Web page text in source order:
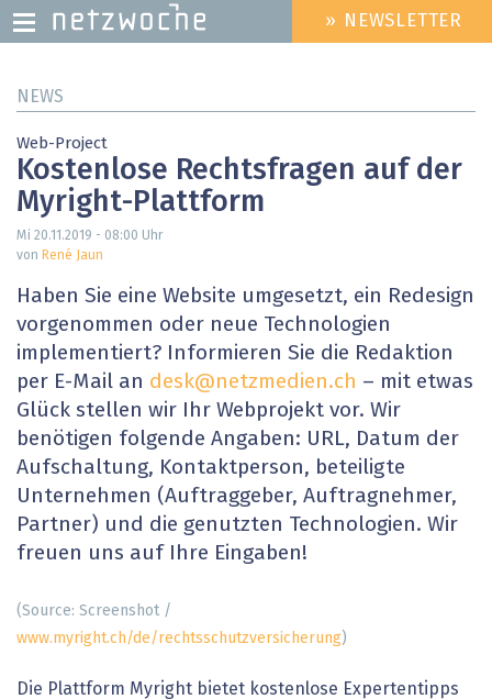
zum
HEADER
MENU
» NEWSLETTER
NEWS
Web-Project
Kostenlose Rechtsfragen auf der
Myright-Plattform
Mi 20.11.2019 - 08:00 Uhr
von René Jaun
Haben Sie eine Website umgesetzt, ein Redesign
vorgenommen oder neue Technologien
implementiert? Informieren Sie die Redaktion
per E-Mail an desk@netzmedien.ch – mit etwas
Glück stellen wir Ihr Webprojekt vor. Wir
benötigen folgende Angaben: URL, Datum der
Aufschaltung, Kontaktperson, beteiligte
Unternehmen (Auftraggeber, Auftragnehmer,
Partner) und die genutzten Technologien. Wir
freuen uns auf Ihre Eingaben!
(Source: Screenshot /
www.myright.ch/de/rechtsschutzversicherung)
Die Plattform Myright bietet kostenlose Expertentipps